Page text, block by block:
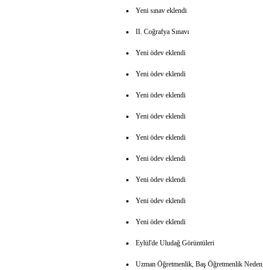
Yeni sınav eklendi
II. Coğrafya Sınavı
Yeni ödev eklendi
Yeni ödev eklendi
Yeni ödev eklendi
Yeni ödev eklendi
Yeni ödev eklendi
Yeni ödev eklendi
Yeni ödev eklendi
Yeni ödev eklendi
Yeni ödev eklendi
Eylül'de Uludağ Görüntüleri
Uzman Öğretmenlik, Baş Öğretmenlik